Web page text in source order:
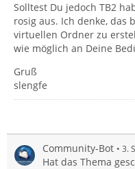
Solltest Du jedoch TB2
rosig aus. Ich denke, das
virtuellen Ordner zu
wie möglich an Deine
Gruß
slengfe
Community-Bot 3.
Hat das Thema